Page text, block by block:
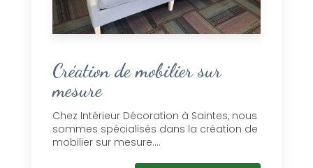
Création de mobilier sur
mesure
Chez Intérieur Décoration à Saintes, nous
sommes spécialisés dans la création de
mobilier sur mesure....